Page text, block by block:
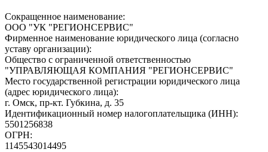
Сокращенное наименование:
ООО "УК "РЕГИОНСЕРВИС"
Фирменное наименование юридического лица (согласно
уставу организации):
Общество с ограниченной ответственностью
"УПРАВЛЯЮЩАЯ КОМПАНИЯ "РЕГИОНСЕРВИС"
Место государственной регистрации юридического лица
(адрес юридического лица):
г. Омск, пр-кт. Губкина, д. 35
Идентификационный номер налогоплательщика (ИНН):
5501256838
ОГРН:
1145543014495